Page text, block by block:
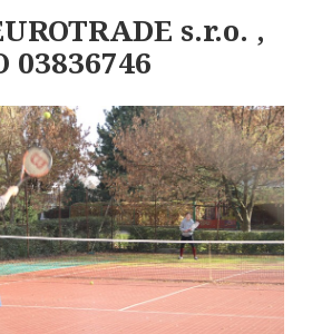
s.r.o. ,
03836746